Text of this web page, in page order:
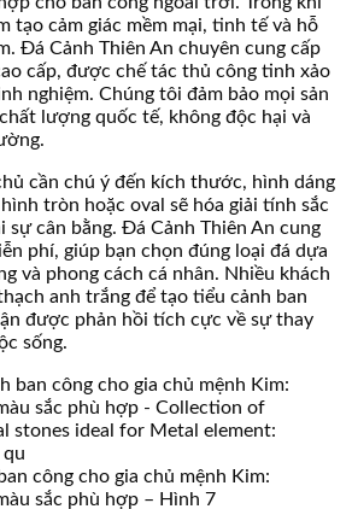
tạo cảm giác mềm mại, tinh tế và hỗ
Đá Cảnh Thiên An chuyên cung cấp
cấp, được chế tác thủ công tinh xảo
nghiệm. Chúng tôi đảm bảo mọi sản
lượng quốc tế, không độc hại và
cần chú ý đến kích thước, hình dáng
tròn hoặc oval sẽ hóa giải tính sắc
sự cân bằng. Đá Cảnh Thiên An cung
phí, giúp bạn chọn đúng loại đá dựa
và phong cách cá nhân. Nhiều khách
anh trắng để tạo tiểu cảnh ban
được phản hồi tích cực về sự thay
sống.
công cho gia chủ mệnh Kim:
sắc phù hợp – Hình 7